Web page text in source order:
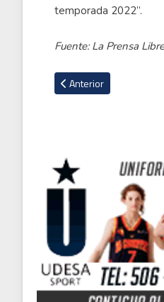
temporada 2022”.
Fuente: La Prensa
Artículo anterior:
Anterior